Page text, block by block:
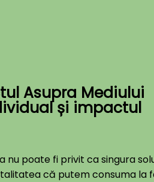
Asupra Mediului
și impactul
poate fi privit ca singura
că putem consuma la